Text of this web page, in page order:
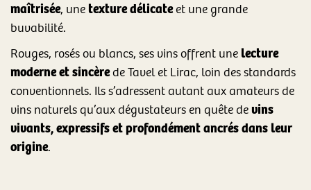
maîtrisée, unetexture délicateet une grande
buvabilité.
Rouges, rosés ou blancs, ses vins offrent une lecture
moderne et sincèrede Tavel et Lirac, loin des standards
conventionnels. Ils s’adressent autant aux amateurs de
vins naturels qu’aux dégustateurs en quête devins
vivants, expressifs et profondément ancrés dans leur
origine.